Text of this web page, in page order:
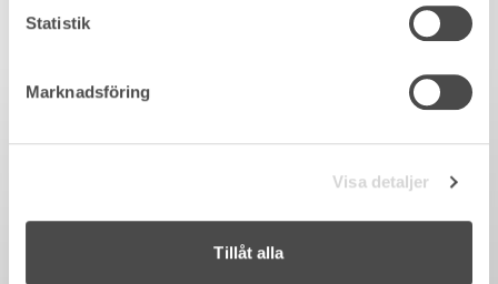
Statistik
Marknadsföring
Visa detaljer
Tillåt alla